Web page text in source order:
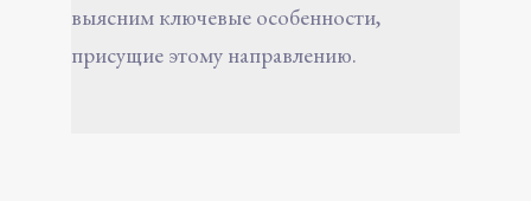
выясним ключевые особенности,
присущие этому направлению.